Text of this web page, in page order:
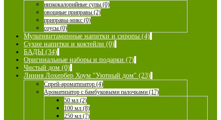
низкокалорийные супы (0)
овощные приправы (2)
приправы-микс (0)
соусы (0)
Мультивитаминные напитки и сиропы (4)
Сухие напитки и коктейли (0)
БАДЫ (34)
Оригинальные наборы и подарки (7)
Чистый дом (0)
Линия Лохербер Хоум "Уютный дом" (23)
Спрей-ароматизатор (4)
Ароматизатор с бамбуковыми палочками (17)
50 мл (2)
100 мл (8)
250 мл (7)